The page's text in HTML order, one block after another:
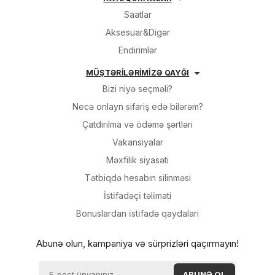
regionlarda təmsil olunur.
Philipp Plein markası, moda və
stilin müxtəlif vəziyyətlərini
yaradan bir brenddir.
Sifarişi rəsmiləşdir
Saatlar
Aksesuar&Digər
Endirimlər
MÜŞTƏRİLƏRİMİZƏ QAYĞI
Bizi niyə seçməli?
Necə onlayn sifariş edə bilərəm?
Çatdırılma və ödəmə şərtləri
Vakansiyalar
Məxfilik siyasəti
Tətbiqdə hesabın silinməsi
İsti̇fadəçi̇ təli̇mati
Bonuslardan i̇sti̇fadə qaydalari
Abunə olun, kampaniya və sürprizləri qaçırmayın!